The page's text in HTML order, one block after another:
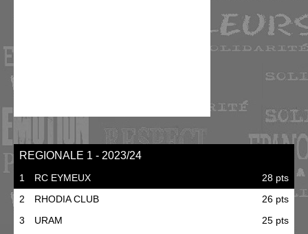
REGIONALE 1 - 2023/24
1 RC EYMEUX
28 pts
2
RHODIA CLUB
26 pts
3
URAM
25 pts